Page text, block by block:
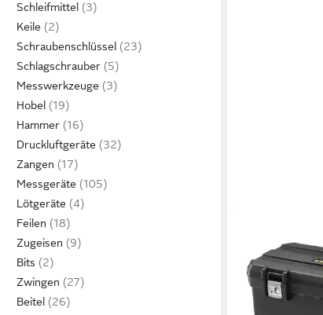
Schleifmittel
Keile
Schraubenschlüssel
Schlagschrauber
Messwerkzeuge
Hobel
Hammer
Druckluftgeräte
Zangen
Messgeräte
Lötgeräte
Feilen
Zugeisen
Bits
Zwingen
Beitel